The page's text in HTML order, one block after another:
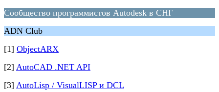
Сообщество программистов Autodesk в СНГ
ADN Club
[1] ObjectARX
[2] AutoCAD .NET API
[3] AutoLisp / VisualLISP и DCL